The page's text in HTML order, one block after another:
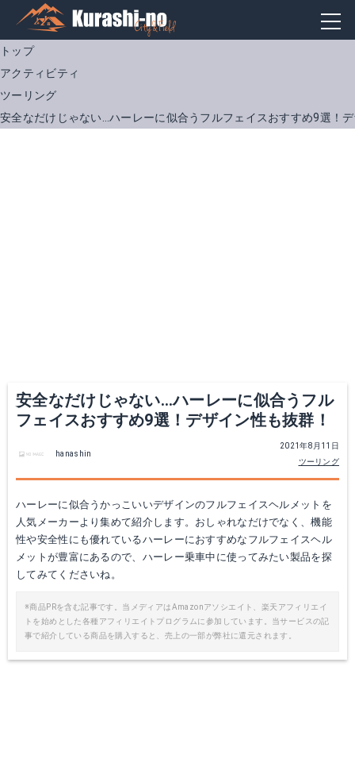
トップ
アクティビティ
ツーリング
安全なだけじゃない…ハーレーに似合うフルフェイスおすすめ9選！
安全なだけじゃない…ハーレーに似合うフル
フェイスおすすめ9選！デザイン性も抜群！
2021年8月11日
ツーリング
hanashin
ハーレーに似合うかっこいいデザインのフルフェイスヘルメットを
人気メーカーより集めて紹介します。おしゃれなだけでなく、機能
性や安全性にも優れているハーレーにおすすめなフルフェイスヘル
メットが豊富にあるので、ハーレー乗車中に使ってみたい製品を探
してみてくださいね。
※商品PRを含む記事です。当メディアはAmazonアソシエイト、楽天アフィリエイ
トを始めとした各種アフィリエイトプログラムに参加しています。当サービスの記
事で紹介している商品を購入すると、売上の一部が弊社に還元されます。
ビルトウェル グリンゴ ダイスフレーム
楽天で詳細を見る
ダムトラックス BLASTER COBRA-改
楽天で詳細を見る